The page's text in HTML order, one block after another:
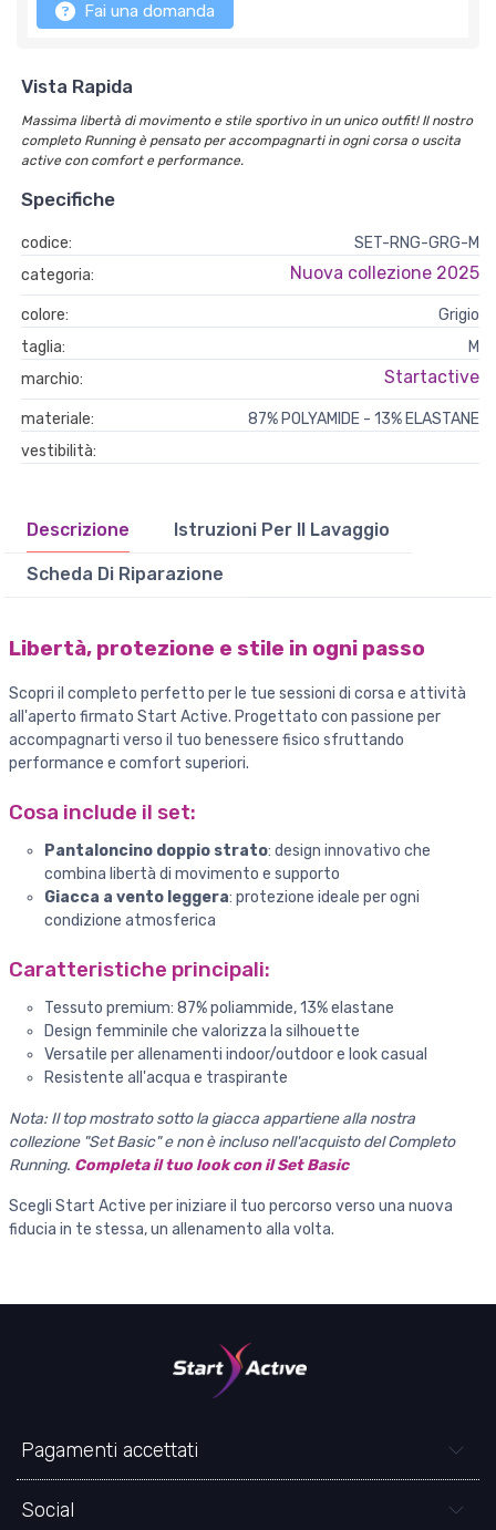
Fai una domanda
Vista Rapida
Massima libertà di movimento e stile sportivo in un unico outfit! Il nostro
completo Running è pensato per accompagnarti in ogni corsa o uscita
active con comfort e performance.
Specifiche
codice:
SET-RNG-GRG-M
categoria:
Nuova collezione 2025
colore:
Grigio
taglia:
M
marchio:
Startactive
materiale:
87% POLYAMIDE - 13% ELASTANE
vestibilità:
Descrizione Istruzioni Per Il Lavaggio
Scheda Di Riparazione
Libertà, protezione e stile in ogni passo
Scopri il completo perfetto per le tue sessioni di corsa e attività
all'aperto firmato Start Active. Progettato con passione per
accompagnarti verso il tuo benessere fisico sfruttando
performance e comfort superiori.
Cosa include il set:
Pantaloncino doppio strato: design innovativo che
combina libertà di movimento e supporto
Giacca a vento leggera: protezione ideale per ogni
condizione atmosferica
Caratteristiche principali:
Tessuto premium: 87% poliammide, 13% elastane
Design femminile che valorizza la silhouette
Versatile per allenamenti indoor/outdoor e look casual
Resistente all'acqua e traspirante
Nota: Il top mostrato sotto la giacca appartiene alla nostra
collezione "Set Basic" e non è incluso nell'acquisto del Completo
Running. Completa il tuo look con il Set Basic
Scegli Start Active per iniziare il tuo percorso verso una nuova
fiducia in te stessa, un allenamento alla volta.
Pagamenti accettati
Social